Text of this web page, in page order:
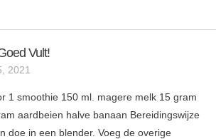
Vult!
2021
1 smoothie 150 ml. magere melk 15 gram
aardbeien halve banaan Bereidingswijze
doe in een blender. Voeg de overige